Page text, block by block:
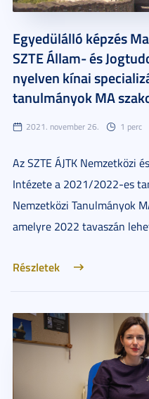
Egyedülálló képzés
SZTE Állam- és
nyelven kínai
tanulmányok MA
2021. november 26. 1 perc
Az SZTE ÁJTK Nemzetközi
Intézete a 2021/2022-es
Nemzetközi Tanulmányok
amelyre 2022 tavaszán
Részletek